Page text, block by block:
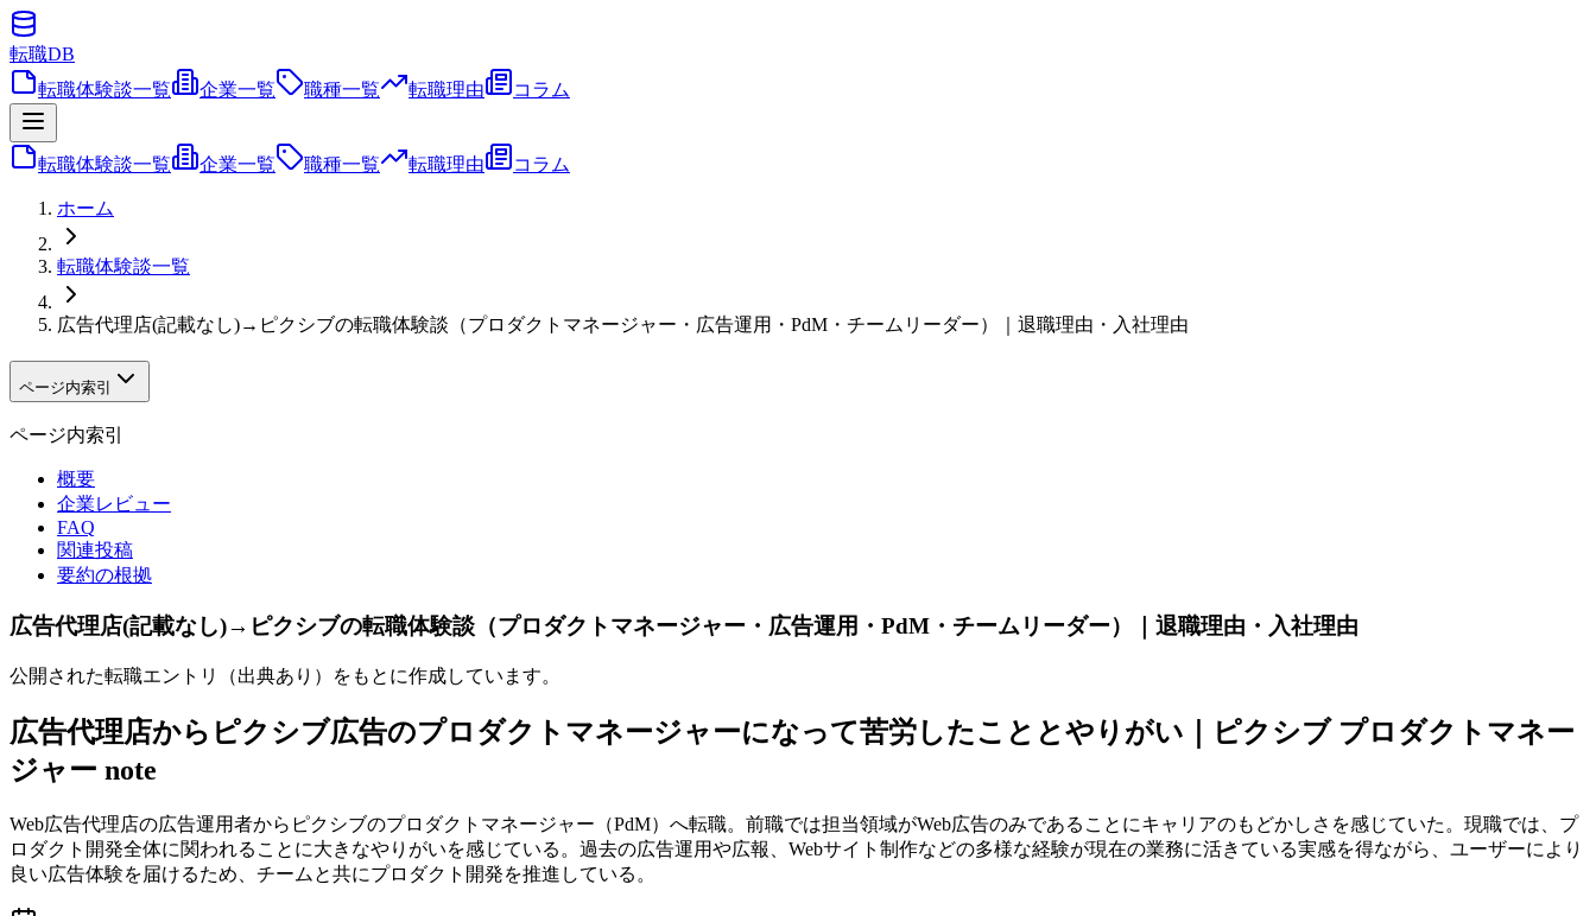
転職DB
転職体験談一覧
企業一覧 職種一覧 転職理由 コラム
転職体験談一覧 企業一覧 職種一覧 転職理由 コラム
ホーム
転職体験談一覧
広告代理店(記載なし)→ピクシブの転職体験談（プロダクトマネージャー・広告運用・PdM・チームリーダー）｜退職理由・入社理由
ページ内索引
ページ内索引
概要
企業レビュー
FAQ
関連投稿
要約の根拠
広告代理店(記載なし)→ピクシブの転職体験談（プロダクトマネージャー・広告運用・PdM・チームリーダー）｜退職理由・入社理由
公開された転職エントリ（出典あり）をもとに作成しています。
広告代理店からピクシブ広告のプロダクトマネージャーになって苦労したこととやりがい｜ピクシブ プロダクトマネー
ジャー note
Web広告代理店の広告運用者からピクシブのプロダクトマネージャー（PdM）へ転職。前職では担当領域がWeb広告のみであることにキャリアのもどかしさを感じていた。現職では、プ
ロダクト開発全体に関われることに大きなやりがいを感じている。過去の広告運用や広報、Webサイト制作などの多様な経験が現在の業務に活きている実感を得ながら、ユーザーにより
良い広告体験を届けるため、チームと共にプロダクト開発を推進している。